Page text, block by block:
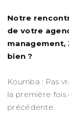
Notre
de votre
management,
bien ?
Koumba : Pas
la première fois
précédente.